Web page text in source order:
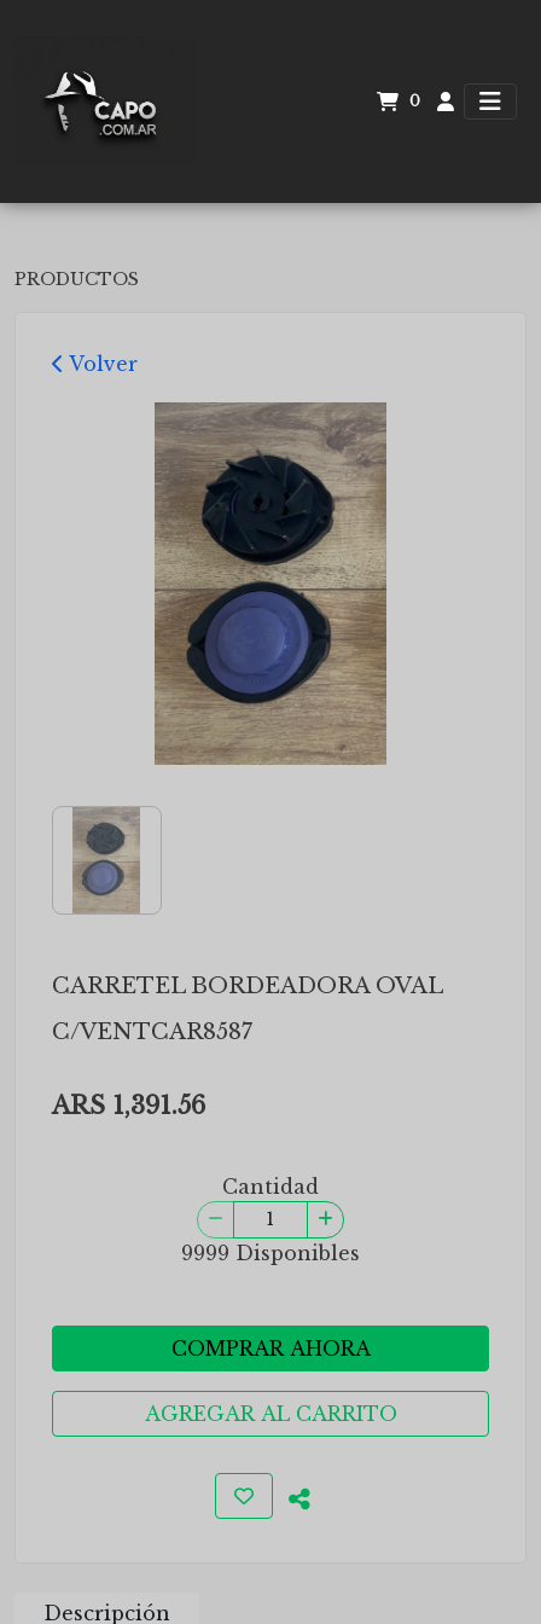
0
PRODUCTOS
Volver
CARRETEL BORDEADORA OVAL
C/VENTCAR8587
ARS 1,391.56
Cantidad
9999 Disponibles
COMPRAR AHORA
AGREGAR AL CARRITO
Descripción